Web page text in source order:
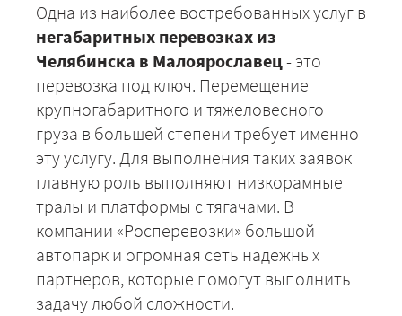
Одна из наиболее востребованных услуг в
негабаритных перевозках из
Челябинска в Малоярославец- это
перевозка под ключ. Перемещение
крупногабаритного и тяжеловесного
груза в большей степени требует именно
эту услугу. Для выполнения таких заявок
главную роль выполняют низкорамные
тралы и платформы с тягачами. В
компании «Росперевозки» большой
автопарк и огромная сеть надежных
партнеров, которые помогут выполнить
задачу любой сложности.